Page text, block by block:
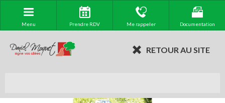
Menu Prendre RDV Me rappeler Documentation
RETOUR AU SITE